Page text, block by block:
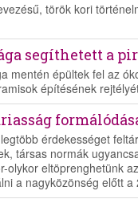
török kori
segíthetett a
mentén épültek fel az
építésének
érdekességet
társas normák
olykor eltöprenghetünk
a nagyközönség előtt